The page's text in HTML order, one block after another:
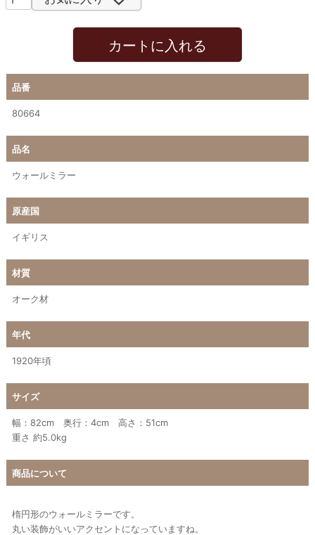
カートに入れる
品番
80664
品名
ウォールミラー
原産国
イギリス
材質
オーク材
年代
1920年頃
サイズ
幅：82cm 奥行：4cm 高さ：51cm
重さ 約5.0kg
商品について
楕円形のウォールミラーです。
丸い装飾がいいアクセントになっていますね。